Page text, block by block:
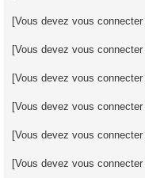
[Vous devez vous
[Vous devez vous
[Vous devez vous
[Vous devez vous
[Vous devez vous
[Vous devez vous